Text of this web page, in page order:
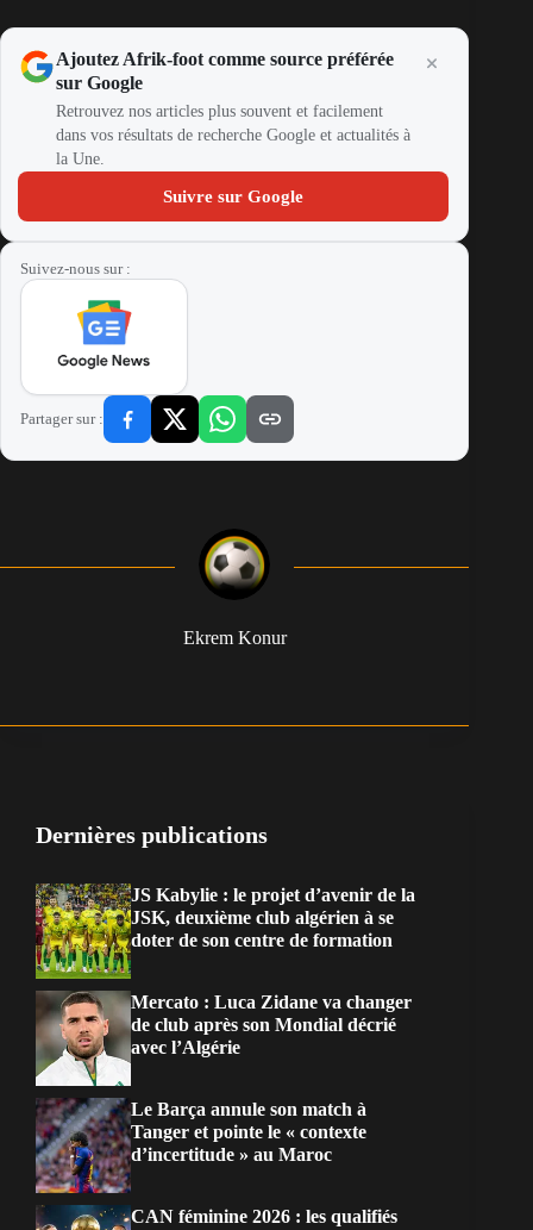
Ajoutez Afrik-foot comme source préférée
sur Google
Retrouvez nos articles plus souvent et facilement
dans vos résultats de recherche Google et actualités à
la Une.
Suivre sur Google
Suivez-nous sur :
Partager sur :
Ekrem Konur
Dernières publications
JS Kabylie : le projet d’avenir de la
JSK, deuxième club algérien à se
doter de son centre de formation
Mercato : Luca Zidane va changer
de club après son Mondial décrié
avec l’Algérie
Le Barça annule son match à
Tanger et pointe le « contexte
d’incertitude » au Maroc
CAN féminine 2026 : les qualifiés